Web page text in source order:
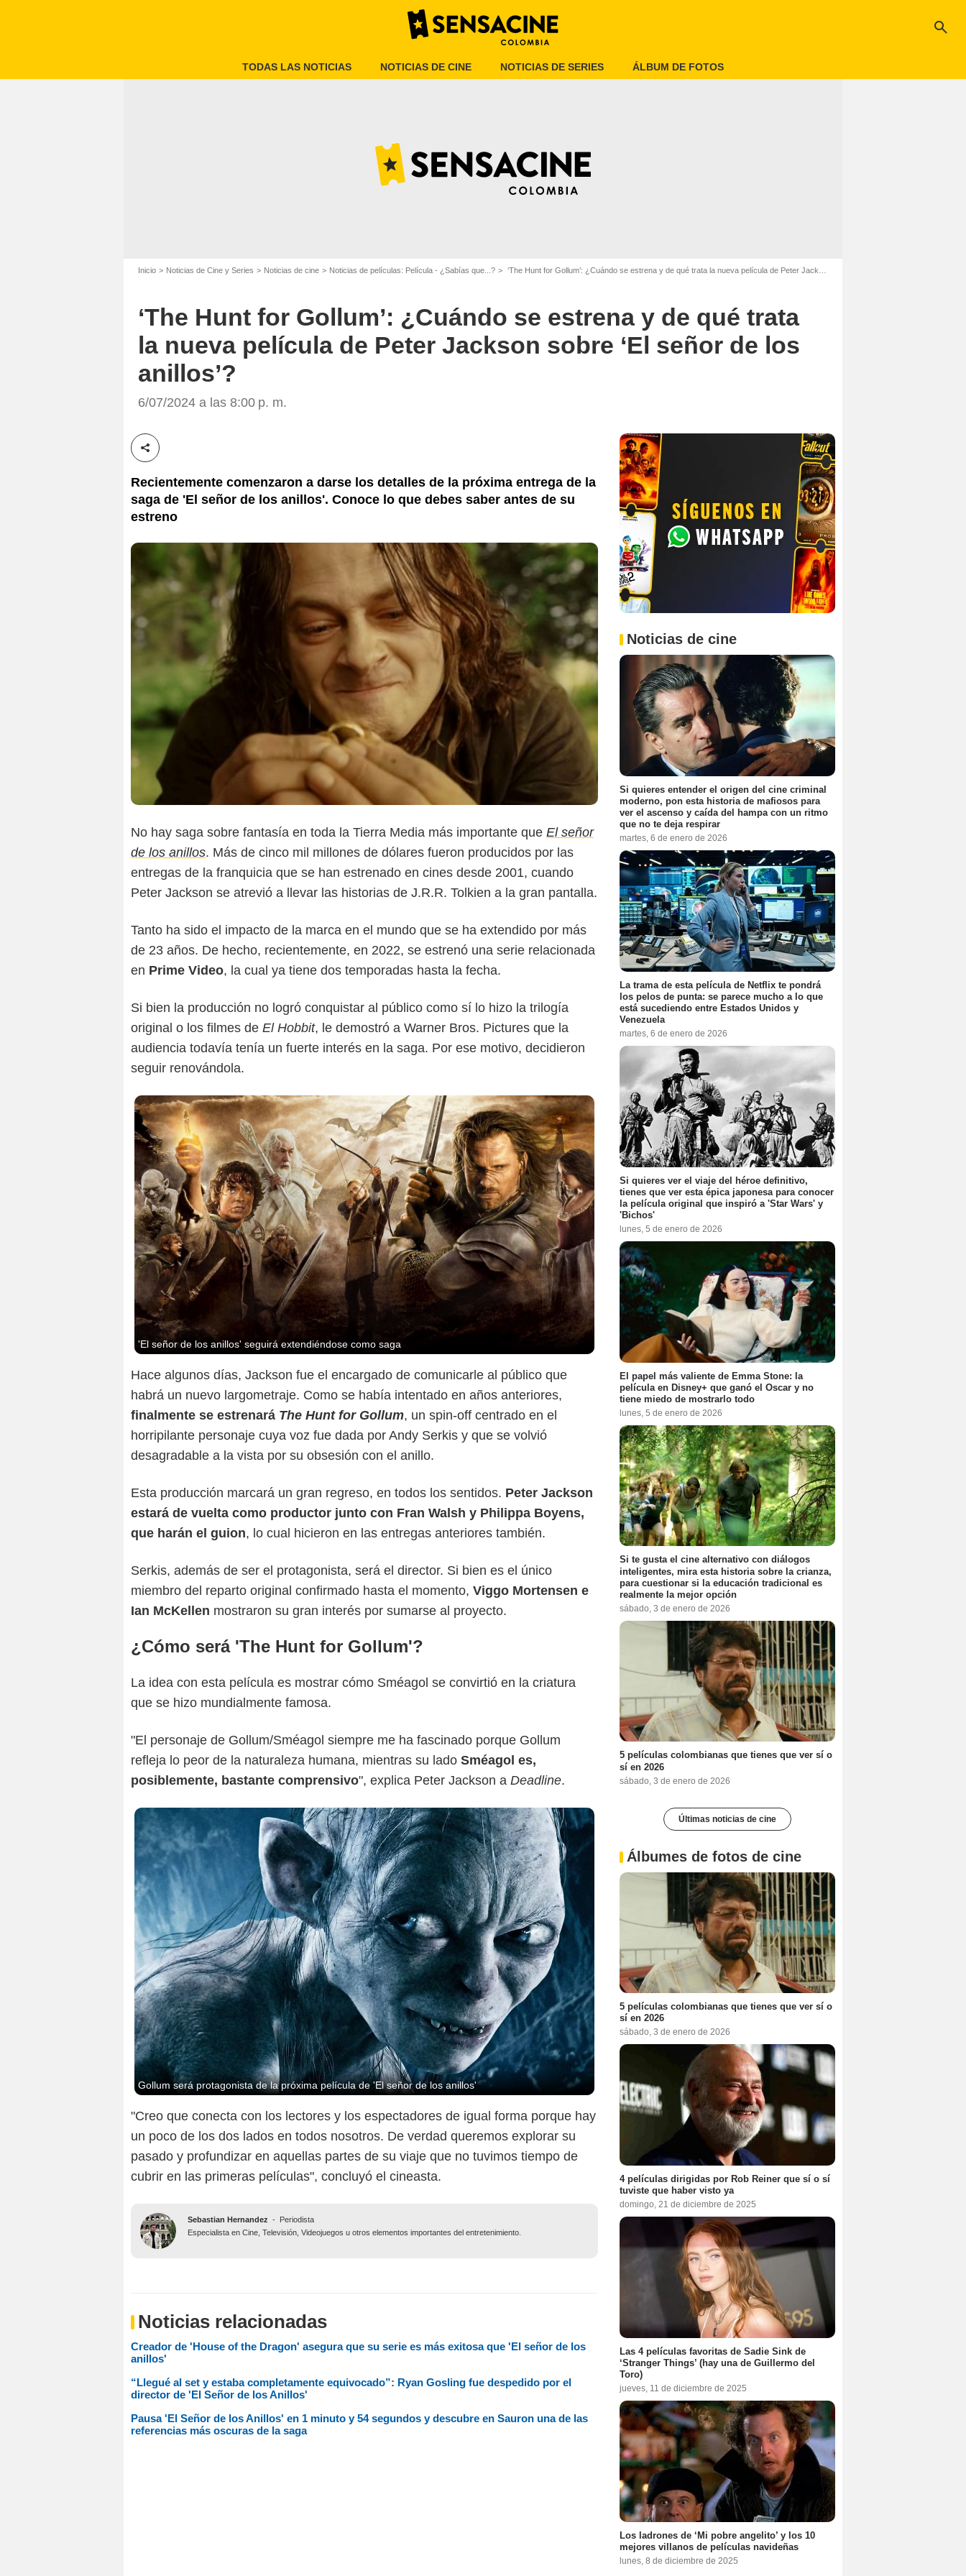
search
TODAS LAS NOTICIAS NOTICIAS DE CINE NOTICIAS DE SERIES ÁLBUM DE FOTOS
Inicio Noticias de Cine y Series Noticias de cine Noticias de películas: Película - ¿Sabías que...? ‘The Hunt for Gollum’: ¿Cuándo se estrena y de qué trata la nueva película de Peter Jackson sobre ‘El señor de los anillos’?
‘The Hunt for Gollum’: ¿Cuándo se estrena y de qué trata
la nueva película de Peter Jackson sobre ‘El señor de los
anillos’?
6/07/2024 a las 8:00 p. m.
Compartir esta noticia
Recientemente comenzaron a darse los detalles de la próxima entrega de la
saga de 'El señor de los anillos'. Conoce lo que debes saber antes de su
estreno
No hay saga sobre fantasía en toda la Tierra Media más importante que El señor
de los anillos. Más de cinco mil millones de dólares fueron producidos por las
entregas de la franquicia que se han estrenado en cines desde 2001, cuando
Peter Jackson se atrevió a llevar las historias de J.R.R. Tolkien a la gran pantalla.
Tanto ha sido el impacto de la marca en el mundo que se ha extendido por más
de 23 años. De hecho, recientemente, en 2022, se estrenó una serie relacionada
en Prime Video, la cual ya tiene dos temporadas hasta la fecha.
Si bien la producción no logró conquistar al público como sí lo hizo la trilogía
original o los filmes de El Hobbit, le demostró a Warner Bros. Pictures que la
audiencia todavía tenía un fuerte interés en la saga. Por ese motivo, decidieron
seguir renovándola.
'El señor de los anillos' seguirá extendiéndose como saga
Hace algunos días, Jackson fue el encargado de comunicarle al público que
habrá un nuevo largometraje. Como se había intentado en años anteriores,
finalmente se estrenará The Hunt for Gollum, un spin-off centrado en el
horripilante personaje cuya voz fue dada por Andy Serkis y que se volvió
desagradable a la vista por su obsesión con el anillo.
Esta producción marcará un gran regreso, en todos los sentidos. Peter Jackson
estará de vuelta como productor junto con Fran Walsh y Philippa Boyens,
que harán el guion, lo cual hicieron en las entregas anteriores también.
Serkis, además de ser el protagonista, será el director. Si bien es el único
miembro del reparto original confirmado hasta el momento, Viggo Mortensen e
Ian McKellen mostraron su gran interés por sumarse al proyecto.
¿Cómo será 'The Hunt for Gollum'?
La idea con esta película es mostrar cómo Sméagol se convirtió en la criatura
que se hizo mundialmente famosa.
"El personaje de Gollum/Sméagol siempre me ha fascinado porque Gollum
refleja lo peor de la naturaleza humana, mientras su lado Sméagol es,
posiblemente, bastante comprensivo", explica Peter Jackson a Deadline.
Warner Bros. Pictures
Gollum será protagonista de la próxima película de 'El señor de los anillos'
"Creo que conecta con los lectores y los espectadores de igual forma porque hay
un poco de los dos lados en todos nosotros. De verdad queremos explorar su
pasado y profundizar en aquellas partes de su viaje que no tuvimos tiempo de
cubrir en las primeras películas", concluyó el cineasta.
Sebastian Hernandez - Periodista
Especialista en Cine, Televisión, Videojuegos u otros elementos importantes del entretenimiento.
Noticias relacionadas
Creador de 'House of the Dragon' asegura que su serie es más exitosa que 'El señor de los
anillos'
“Llegué al set y estaba completamente equivocado”: Ryan Gosling fue despedido por el
director de 'El Señor de los Anillos'
Pausa 'El Señor de los Anillos' en 1 minuto y 54 segundos y descubre en Sauron una de las
referencias más oscuras de la saga
Noticias de cine
Si quieres entender el origen del cine criminal
moderno, pon esta historia de mafiosos para
ver el ascenso y caída del hampa con un ritmo
que no te deja respirar
martes, 6 de enero de 2026
La trama de esta película de Netflix te pondrá
los pelos de punta: se parece mucho a lo que
está sucediendo entre Estados Unidos y
Venezuela
martes, 6 de enero de 2026
Si quieres ver el viaje del héroe definitivo,
tienes que ver esta épica japonesa para conocer
la película original que inspiró a 'Star Wars' y
'Bichos'
lunes, 5 de enero de 2026
El papel más valiente de Emma Stone: la
película en Disney+ que ganó el Oscar y no
tiene miedo de mostrarlo todo
lunes, 5 de enero de 2026
Si te gusta el cine alternativo con diálogos
inteligentes, mira esta historia sobre la crianza,
para cuestionar si la educación tradicional es
realmente la mejor opción
sábado, 3 de enero de 2026
5 películas colombianas que tienes que ver sí o
sí en 2026
sábado, 3 de enero de 2026
Últimas noticias de cine
Álbumes de fotos de cine
5 películas colombianas que tienes que ver sí o
sí en 2026
sábado, 3 de enero de 2026
4 películas dirigidas por Rob Reiner que sí o sí
tuviste que haber visto ya
domingo, 21 de diciembre de 2025
Las 4 películas favoritas de Sadie Sink de
‘Stranger Things’ (hay una de Guillermo del
Toro)
jueves, 11 de diciembre de 2025
Los ladrones de ‘Mi pobre angelito’ y los 10
mejores villanos de películas navideñas
lunes, 8 de diciembre de 2025